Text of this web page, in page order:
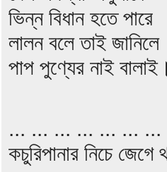
ভিন্ন বিধান হতে পারে
লালন বলে তাই জানিলে
পাপ পুণ্যের নাই
... ... ... ... ... ...
কচুরিপানার নিচে জেগে